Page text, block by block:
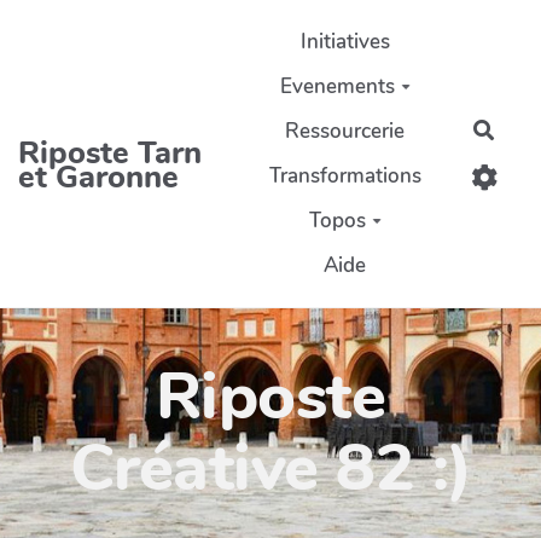
Riposte Tarn
et Garonne
Initiatives
Evenements
Ressourcerie
Transformations
Topos
Aide
Riposte
Créative 82 :)